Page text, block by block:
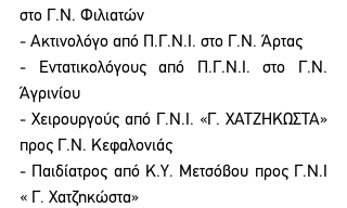
στο Γ.Ν. Φιλιατών
- Ακτινολόγο από Π.Γ.Ν.Ι. στο Γ.Ν. Άρτας
- Εντατικολόγους από Π.Γ.Ν.Ι. στο Γ.Ν.
Άγρινίου
- Χειρουργούς από Γ.Ν.Ι. «Γ. ΧΑΤΖΗΚΩΣΤΑ»
προς Γ.Ν. Κεφαλονιάς
- Παιδίατρος από Κ.Υ. Μετσόβου προς Γ.Ν.Ι
« Γ. Χατζηκώστα»